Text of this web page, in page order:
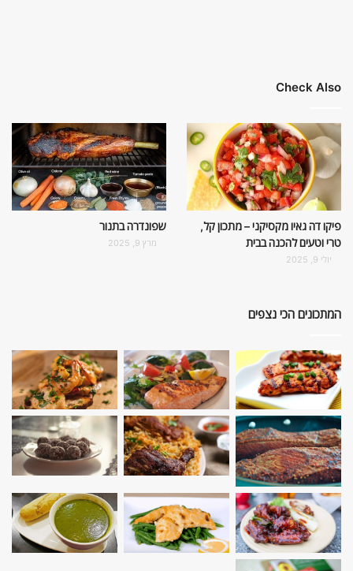
Check Also
פיקו דה גאיו מקסיקני – מתכון קל,
טרי וטעים להכנה בבית
יולי 9, 2025
שפונדרה בתנור
מרץ 9, 2025
המתכונים הכי נצפים